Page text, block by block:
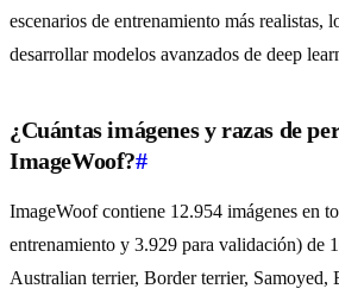
escenarios de entrenamiento más realistas,
desarrollar modelos avanzados de deep
¿Cuántas imágenes y razas de
ImageWoof?#
ImageWoof contiene 12.954 imágenes en
entrenamiento y 3.929 para validación) de
Australian terrier, Border terrier, Samoyed,